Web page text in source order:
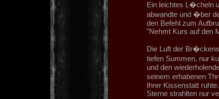
Ein leichtes L�cheln
abwandte und �ber
den Befehl zum
"Nehmt Kurs auf den
Die Luft der
tiefen Summen, nur
und den
seinem erhabenen
Ihrer Kissenstatt
Sterne strahlten nur